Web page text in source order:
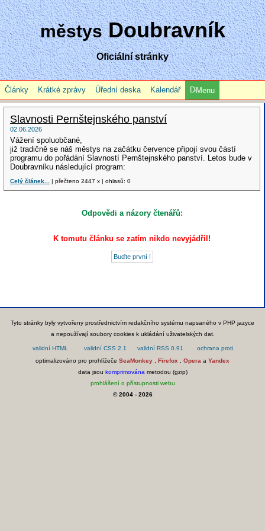
městysDoubravník
Oficiální stránky
Články Krátké zprávy Úřední deska Kalendář Menu
Slavnosti Pernštejnského panství
02.06.2026
Vážení spoluobčané,
již tradičně se náš městys na začátku července připojí svou částí
programu do pořádání Slavností Pernštejnského panství. Letos bude v
Doubravníku následující program:
Celý článek... | přečteno 2447 x | ohlasů: 0
Odpovědi a názory čtenářů:
K tomutu článku se zatím nikdo nevyjádřil!
Tyto stránky byly vytvořeny prostřednictvím redakčního systému napsaného v PHP jazyce
a nepoužívají soubory cookies k ukládání uživatelských dat.
optimalizováno pro prohlížeče SeaMonkey Firefox Opera a Yandex
data jsou komprimována metodou (gzip)
prohlášení o přístupnosti webu
© 2004 - 2026